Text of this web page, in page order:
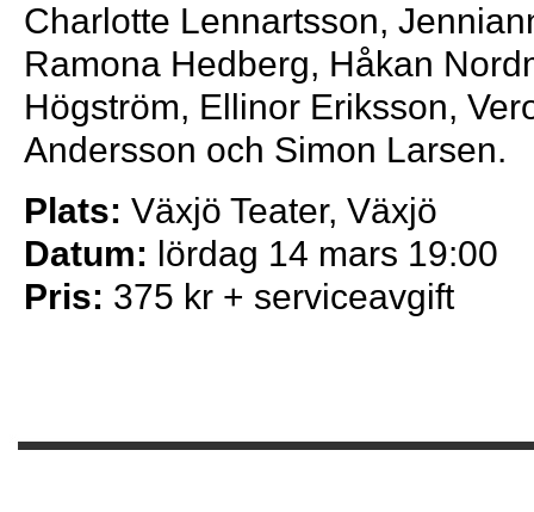
Charlotte Lennartsson,
Ramona Hedberg, Håkan
Högström, Ellinor Eriksson,
Andersson och Simon Larsen.
Plats: Växjö Teater, Växjö
Datum: lördag 14 mars 19:00
Pris: 375 kr + serviceavgift